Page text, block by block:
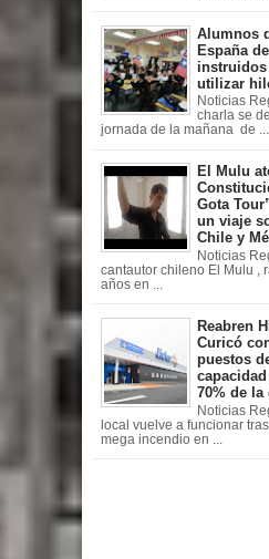
Alumnos
España
utilizar
Noticias
charla se
jornada de la mañana de ...
El Mulu
Gota
un viaje
Chile y
Noticias
cantautor chileno El Mulu ,
años en ...
Reabren
Curicó
puestos
70% de la
Noticias
local vuelve a funcionar
mega incendio en ...